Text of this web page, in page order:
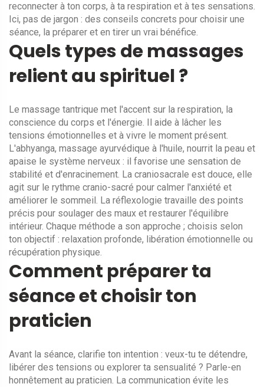
reconnecter à ton corps, à ta respiration et à tes sensations.
Ici, pas de jargon : des conseils concrets pour choisir une
séance, la préparer et en tirer un vrai bénéfice.
Quels types de massages
relient au spirituel ?
Le massage tantrique met l'accent sur la respiration, la
conscience du corps et l'énergie. Il aide à lâcher les
tensions émotionnelles et à vivre le moment présent.
L'abhyanga, massage ayurvédique à l'huile, nourrit la peau et
apaise le système nerveux : il favorise une sensation de
stabilité et d'enracinement. La craniosacrale est douce, elle
agit sur le rythme cranio-sacré pour calmer l'anxiété et
améliorer le sommeil. La réflexologie travaille des points
précis pour soulager des maux et restaurer l'équilibre
intérieur. Chaque méthode a son approche ; choisis selon
ton objectif : relaxation profonde, libération émotionnelle ou
récupération physique.
Comment préparer ta
séance et choisir ton
praticien
Avant la séance, clarifie ton intention : veux-tu te détendre,
libérer des tensions ou explorer ta sensualité ? Parle-en
honnêtement au praticien. La communication évite les